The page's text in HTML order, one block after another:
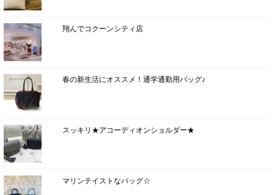
翔んでコクーンシティ店
春の新生活にオススメ！通学通勤用バッグ♪
スッキリ★アコーディオンショルダー★
マリンテイストなバッグ☆